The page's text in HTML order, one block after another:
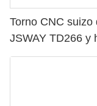
Torno CNC
JSWAY TD266 y